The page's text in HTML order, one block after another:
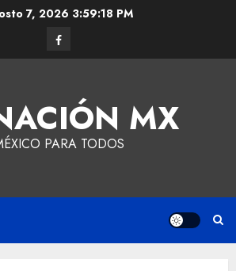
7, 2026 3:59:19 PM
MX
PARA TODOS